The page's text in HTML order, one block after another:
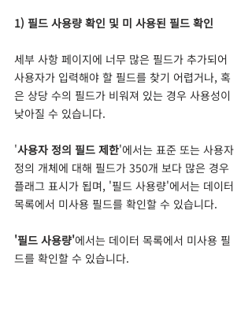
1) 필드 사용량 확인 및 미 사용된 필드 확인
세부 사항 페이지에 너무 많은 필드가 추가되어
사용자가 입력해야 할 필드를 찾기 어렵거나, 혹
은 상당 수의 필드가 비워져 있는 경우 사용성이
낮아질 수 있습니다.
'사용자 정의 필드 제한'에서는 표준 또는 사용자
정의 개체에 대해 필드가 350개 보다 많은 경우
플래그 표시가 됩며, '필드 사용량'에서는 데이터
목록에서 미사용 필드를 확인할 수 있습니다.
'필드 사용량'에서는 데이터 목록에서 미사용 필
드를 확인할 수 있습니다.